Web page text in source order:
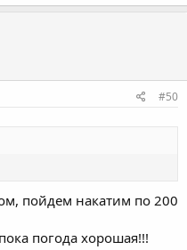
#50
пойдем накатим по 200
погода хорошая!!!